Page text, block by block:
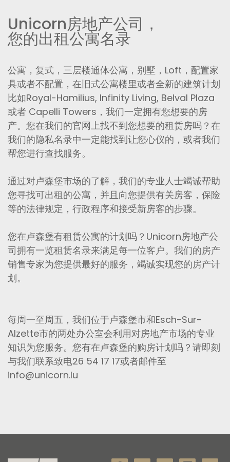
Unicorn房地产公司，
您的出租公寓名录
公寓，复式，三层楼通体公寓，别墅，Loft，配置家
具或者不配置，在旧式公寓楼里或者全新的建筑计划
比如Royal-Hamilius, Infinity Living, Belval Plaza
或者 Capelli Towers，我们一定拥有您想要的房
产。您在我们的官网上找不到您想要的租赁房吗？在
我们的隐私名录中一定能找到让您心仪的，或者我们
帮您进行查找服务。
通过对卢森堡市场的了解，我们的专业人士竭诚帮助
您寻找可出租的公寓，并且向您提供有关房客，保险
等的法律规定，行政程序和接受新房客的步骤。
您在卢森堡有租赁公寓的计划吗？Unicorn房地产公
司拥有一览租赁名录来满足每一位客户。我们的房产
销售专家为您提供最好的服务，竭诚实现您的房产计
划。
每周一至周五，我们位于卢森堡市和Esch-Sur-
Alzette市的两处办公室会利用对房地产市场的专业
知识为您服务。您有在卢森堡的购房计划吗？请即刻
与我们联系致电26 54 17 17或者邮件至
info@unicorn.lu